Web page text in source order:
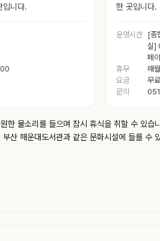
입니다.
한 곳입니다.
운영시간
[종
실]
페
휴무
매
요금
무료
문의
물소리를 들으며 잠시 휴식을 취할 수 있
산 해운대도서관과 같은 문화시설에 들를 수